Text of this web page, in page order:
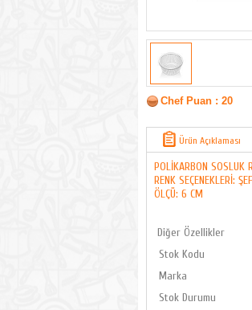
Chef Puan : 20
Ürün Açıklaması
POLİKARBON SOSLUK
RENK SEÇENEKLERİ:
ÖLÇÜ: 6 CM
Diğer Özellikler
Stok Kodu
Marka
Stok Durumu